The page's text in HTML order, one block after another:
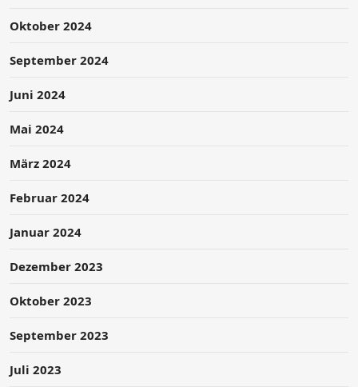
Oktober 2024
September 2024
Juni 2024
Mai 2024
März 2024
Februar 2024
Januar 2024
Dezember 2023
Oktober 2023
September 2023
Juli 2023